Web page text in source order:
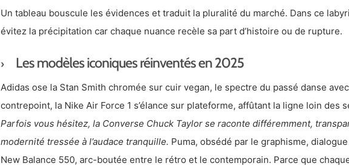
Un tableau bouscule les évidences et traduit la pluralité du marché. Dans ce
évitez la précipitation car chaque nuance recèle sa part d’histoire ou de rupture.
Les modèles iconiques réinventés en 2025
Adidas ose la Stan Smith chromée sur cuir vegan, le spectre du passé danse
contrepoint, la Nike Air Force 1 s’élance sur plateforme, affûtant la ligne loin des
Parfois vous hésitez, la Converse Chuck Taylor se raconte différemment,
modernité tressée à l’audace tranquille. Puma, obsédé par le graphisme,
New Balance 550, arc-boutée entre le rétro et le contemporain. Parce que